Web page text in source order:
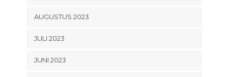
AUGUSTUS 2023
JULI 2023
JUNI 2023